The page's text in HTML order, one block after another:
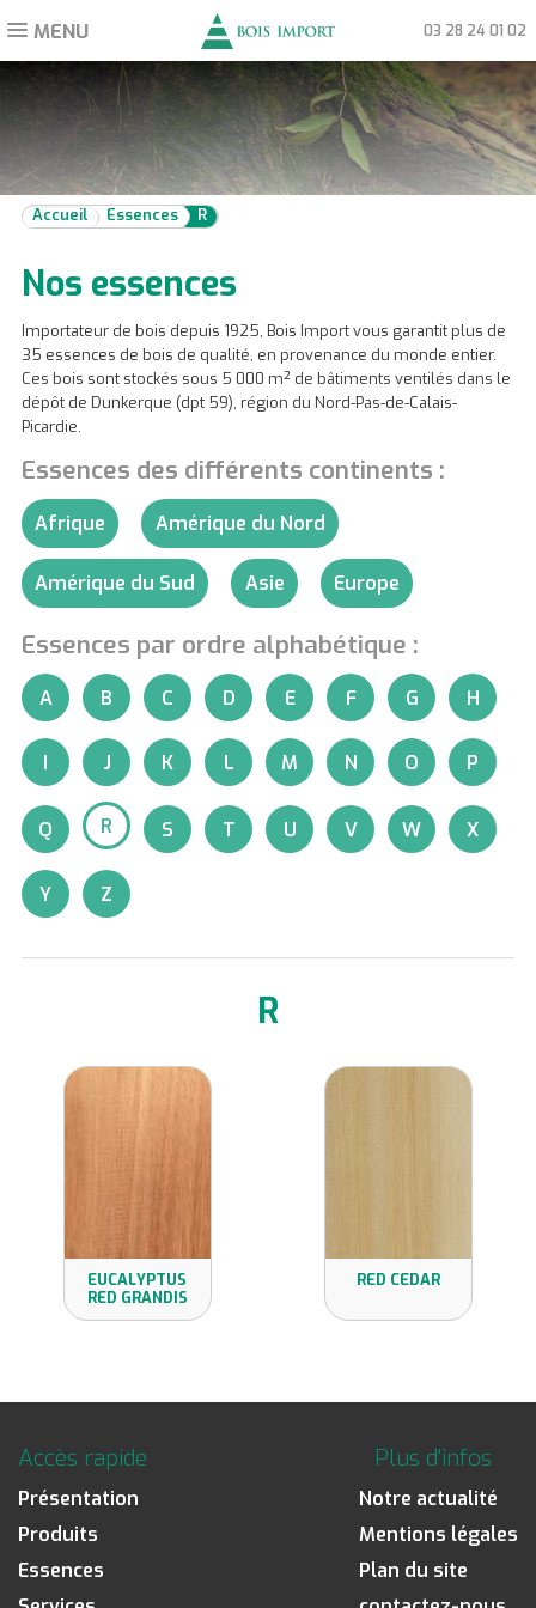
Toggle
MENU 03 28 24 01 02
Accueil Essences R
Nos essences
Importateur de bois depuis 1925, Bois Import vous garantit plus de
35 essences de bois de qualité, en provenance du monde entier.
Ces bois sont stockés sous 5 000 m² de bâtiments ventilés dans le
dépôt de Dunkerque (dpt 59), région du Nord-Pas-de-Calais-
Picardie.
Essences des différents continents :
Afrique Amérique du Nord
Amérique du Sud Asie Europe
Essences par ordre alphabétique :
A B C D E F G H
I J K L M N O P
Q R S T U V W X
Y Z
R
EUCALYPTUS
RED GRANDIS
RED CEDAR
Accès rapide
Présentation
Produits
Essences
Plus d'infos
Notre actualité
Mentions légales
Plan du site